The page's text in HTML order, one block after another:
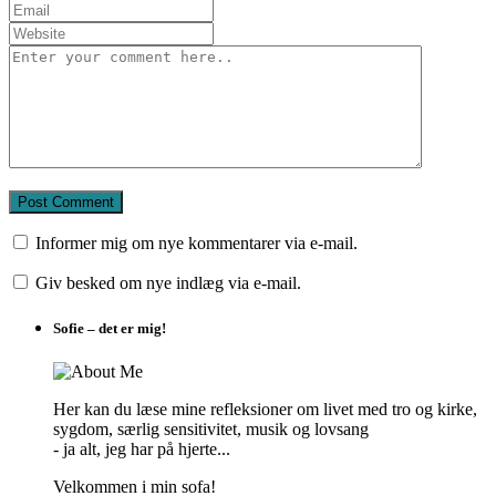
Informer mig om nye kommentarer via e-mail.
Giv besked om nye indlæg via e-mail.
Sofie – det er mig!
Her kan du læse mine refleksioner om livet med tro og kirke,
sygdom, særlig sensitivitet, musik og lovsang
- ja alt, jeg har på hjerte...
Velkommen i min sofa!